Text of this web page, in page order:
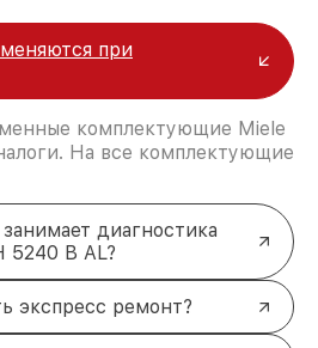
при
комплектующие Miele
На все комплектующие
диагностика
5240 B AL?
экспресс ремонт?